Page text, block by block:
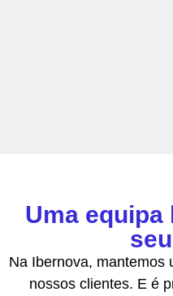
Uma equipa
Na Ibernova, mantemos
nossos clientes. E é